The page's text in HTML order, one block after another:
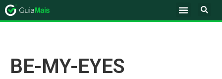
BE-MY-EYES